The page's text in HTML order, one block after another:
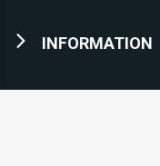
INFORMATION